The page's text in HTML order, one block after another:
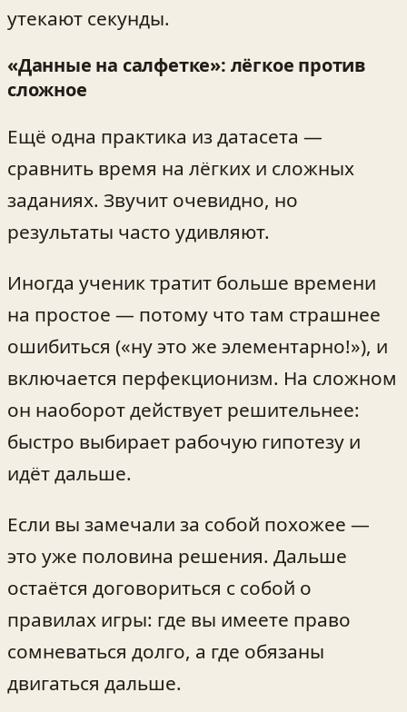
утекают секунды.
«Данные на салфетке»: лёгкое против
сложное
Ещё одна практика из датасета —
сравнить время на лёгких и сложных
заданиях. Звучит очевидно, но
результаты часто удивляют.
Иногда ученик тратит больше времени
на простое — потому что там страшнее
ошибиться («ну это же элементарно!»), и
включается перфекционизм. На сложном
он наоборот действует решительнее:
быстро выбирает рабочую гипотезу и
идёт дальше.
Если вы замечали за собой похожее —
это уже половина решения. Дальше
остаётся договориться с собой о
правилах игры: где вы имеете право
сомневаться долго, а где обязаны
двигаться дальше.